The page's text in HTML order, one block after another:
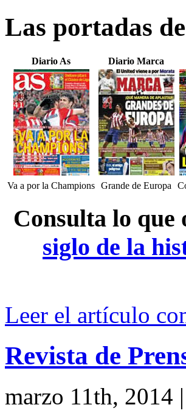
Las portadas
Diario As Diario Marca
Va a por la Champions Grande de Europa
Consulta lo
siglo de la
Leer el artículo
Revista de
marzo 11th, 2014 |